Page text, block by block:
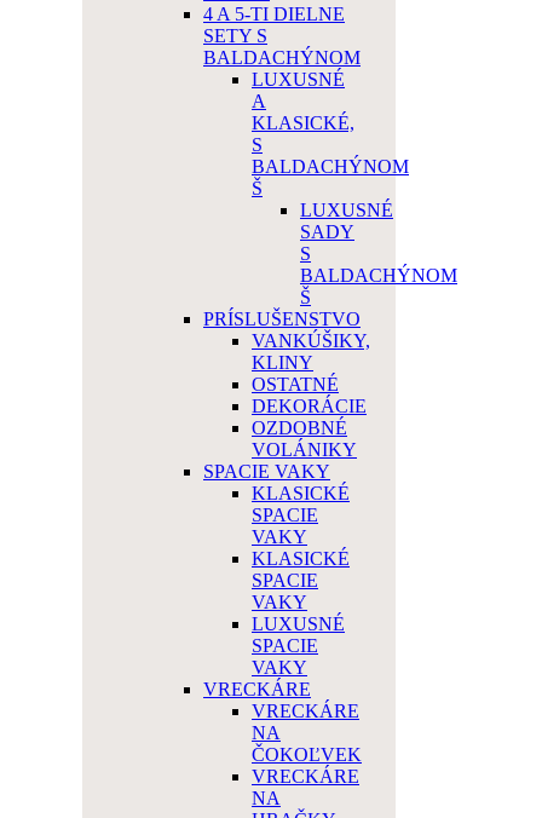
4 A 5-TI DIELNE
SETY S
BALDACHÝNOM
LUXUSNÉ
A
KLASICKÉ,
S
BALDACHÝNOM
Š
LUXUSNÉ
SADY
S
BALDACHÝNOM
Š
PRÍSLUŠENSTVO
VANKÚŠIKY,
KLINY
OSTATNÉ
DEKORÁCIE
OZDOBNÉ
VOLÁNIKY
SPACIE VAKY
KLASICKÉ
SPACIE
VAKY
KLASICKÉ
SPACIE
VAKY
LUXUSNÉ
SPACIE
VAKY
VRECKÁRE
VRECKÁRE
NA
ČOKOĽVEK
VRECKÁRE
NA